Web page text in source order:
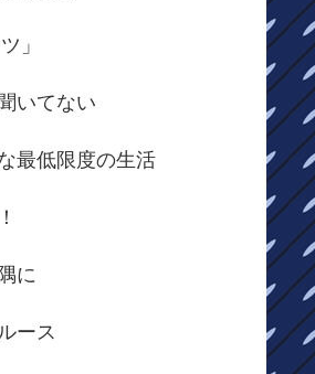
」
いてない
最低限度の生活
に
ース